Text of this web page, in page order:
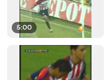
5:00